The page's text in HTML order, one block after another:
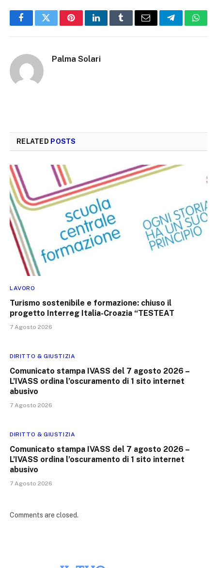
FacebookTwitterPinterestLinkedInTumblrEmail Telegram
Palma Solari
RELATED POSTS
LAVORO
Turismo sostenibile e formazione: chiuso il
progetto Interreg Italia-Croazia “TESTEAT
7 Agosto 2026
DIRITTO & GIUSTIZIA
Comunicato stampa IVASS del 7 agosto 2026 –
L’IVASS ordina l’oscuramento di 1 sito internet
abusivo
7 Agosto 2026
DIRITTO & GIUSTIZIA
Comunicato stampa IVASS del 7 agosto 2026 –
L’IVASS ordina l’oscuramento di 1 sito internet
abusivo
7 Agosto 2026
Comments are closed.